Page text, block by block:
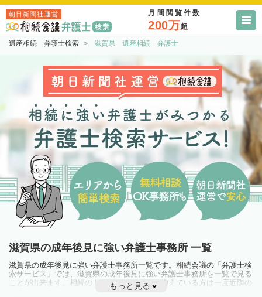
朝日新聞社運営 月間閲覧件数
200万超
遺産相続 弁護士検索 滋賀県 遺産相続 弁護士
滋賀県の成年後見に強い弁護士事務所 一覧
滋賀県の成年後見に強い弁護士事務所一覧です。相続会議の「弁護士検
索サービス」では、滋賀県の成年後見に強い弁護士事務所を一覧で見る
ことが出来ます。相続のトラブルやお悩みを抱えている方は一度近隣の
弁護士に相談してみましょう。
もっと見る